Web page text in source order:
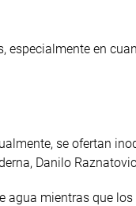
especialmente en
se ofertan
Danilo
agua mientras que